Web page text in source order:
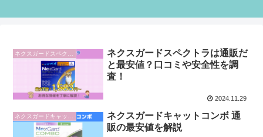
ネクスガードスペクトラは通販だ
と最安値？口コミや安全性を調
査！
2024.11.29
ネクスガードキャットコンボ
ネクスガードキャットコンボ 通
販の最安値を解説